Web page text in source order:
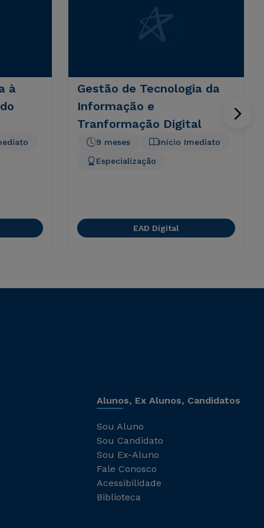
à
Gestão de Tecnologia da
Informação e
Tranformação Digital
Início Imediato
9 meses
Especialização
EAD Digital
Alunos, Ex Alunos, Candidatos
Sou Aluno
Sou Candidato
Sou Ex-Aluno
Fale Conosco
Acessibilidade
Biblioteca